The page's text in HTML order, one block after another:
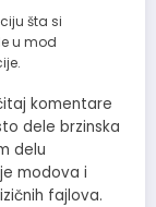
šta si
u mod
komentare
dele brzinska
delu
modova i
fajlova.